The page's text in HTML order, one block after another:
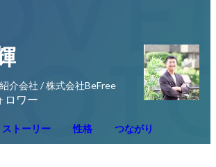
介会社 / 株式会社BeFree
ロワー
ストーリー 性格 つながり